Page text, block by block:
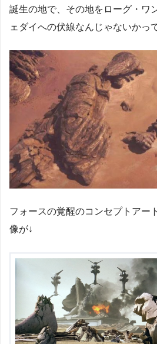
誕生の地で、その地をローグ・ワ
ェダイへの伏線なんじゃないかっ
フォースの覚醒のコンセプトアー
像が↓